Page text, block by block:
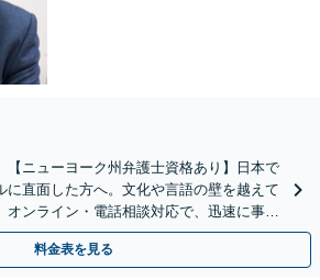
【ニューヨーク州弁護士資格あり】日本で
に直面した方へ。文化や言語の壁を越えて
オンライン・電話相談対応で、迅速に事件
さい。
料金表を見る